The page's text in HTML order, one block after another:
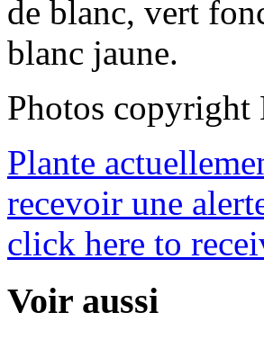
de blanc, vert
blanc jaune.
Photos copyright
Plante
recevoir une
click here to
Voir aussi